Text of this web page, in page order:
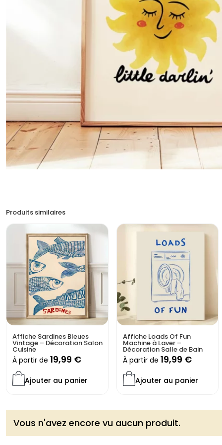
Produits similaires
Affiche Sardines Bleues
Vintage – Décoration Salon
Cuisine
À partir de 19,99 €
Ajouter au panier
Affiche Loads Of Fun
Machine à Laver –
Décoration Salle de Bain
À partir de 19,99 €
Ajouter au panier
Vous n'avez encore vu aucun produit.